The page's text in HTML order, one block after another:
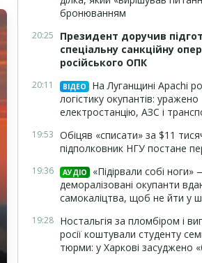
бронюванням
20:25
Президент доручив
спеціальну санкційну
російського ОПК
20:11 ВІДЕО
На Луганщині Apachi
логістику окупантів: уражено
електростанцію, АЗС і
19:53 Обіцяв «списати» за $11
підполковник НГУ постане
19:36 АУДІО
«Підірвали собі ноги»
деморалізовані окупанти
самокаліцтва, щоб не йти у
19:28 Ностальгія за пломбіром і
росії коштували студенту
тюрми: у Харкові засуджено